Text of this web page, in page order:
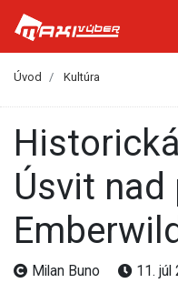
Úvod Kultúra
Historická romanca
Úsvit
Milan Buno 11. júl